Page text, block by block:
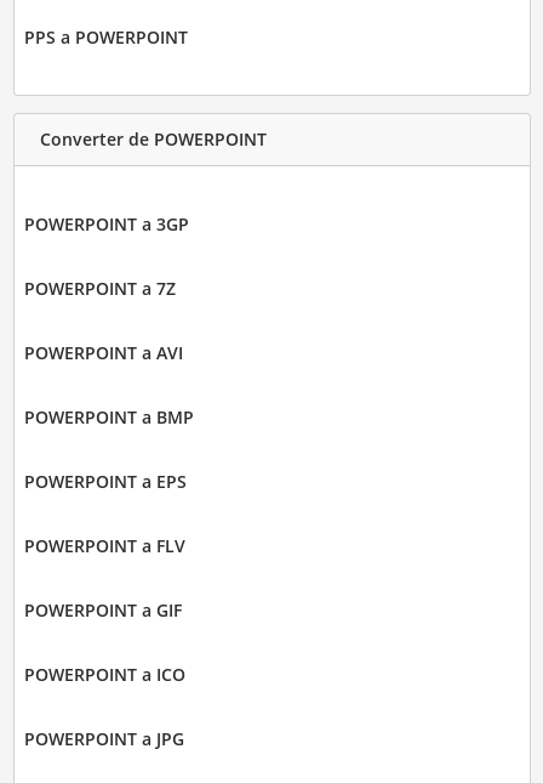
PPS a POWERPOINT
Converter de POWERPOINT
POWERPOINT a 3GP
POWERPOINT a 7Z
POWERPOINT a AVI
POWERPOINT a BMP
POWERPOINT a EPS
POWERPOINT a FLV
POWERPOINT a GIF
POWERPOINT a ICO
POWERPOINT a JPG